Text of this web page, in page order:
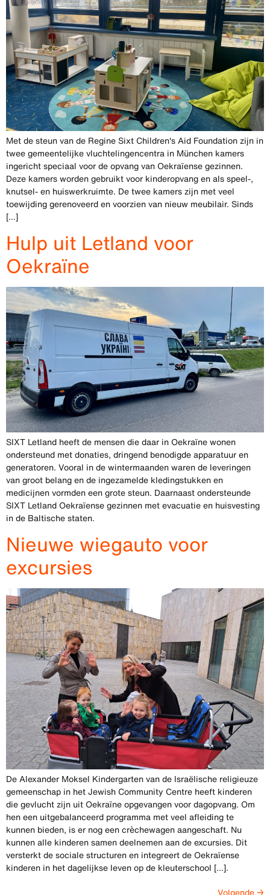
Met de steun van de Regine Sixt Children's Aid Foundation zijn in
twee gemeentelijke vluchtelingencentra in München kamers
ingericht speciaal voor de opvang van Oekraïense gezinnen.
Deze kamers worden gebruikt voor kinderopvang en als speel-,
knutsel- en huiswerkruimte. De twee kamers zijn met veel
toewijding gerenoveerd en voorzien van nieuw meubilair. Sinds
[...]
Hulp uit Letland voor
Oekraïne
SIXT Letland heeft de mensen die daar in Oekraïne wonen
ondersteund met donaties, dringend benodigde apparatuur en
generatoren. Vooral in de wintermaanden waren de leveringen
van groot belang en de ingezamelde kledingstukken en
medicijnen vormden een grote steun. Daarnaast ondersteunde
SIXT Letland Oekraïense gezinnen met evacuatie en huisvesting
in de Baltische staten.
Nieuwe wiegauto voor
excursies
De Alexander Moksel Kindergarten van de Israëlische religieuze
gemeenschap in het Jewish Community Centre heeft kinderen
die gevlucht zijn uit Oekraïne opgevangen voor dagopvang. Om
hen een uitgebalanceerd programma met veel afleiding te
kunnen bieden, is er nog een crèchewagen aangeschaft. Nu
kunnen alle kinderen samen deelnemen aan de excursies. Dit
versterkt de sociale structuren en integreert de Oekraïense
kinderen in het dagelijkse leven op de kleuterschool [...].
Volgende →